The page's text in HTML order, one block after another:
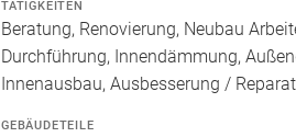
TÄTIGKEITEN
Beratung, Renovierung, Neubau
Durchführung, Innendämmung,
Innenausbau, Ausbesserung /
GEBÄUDETEILE